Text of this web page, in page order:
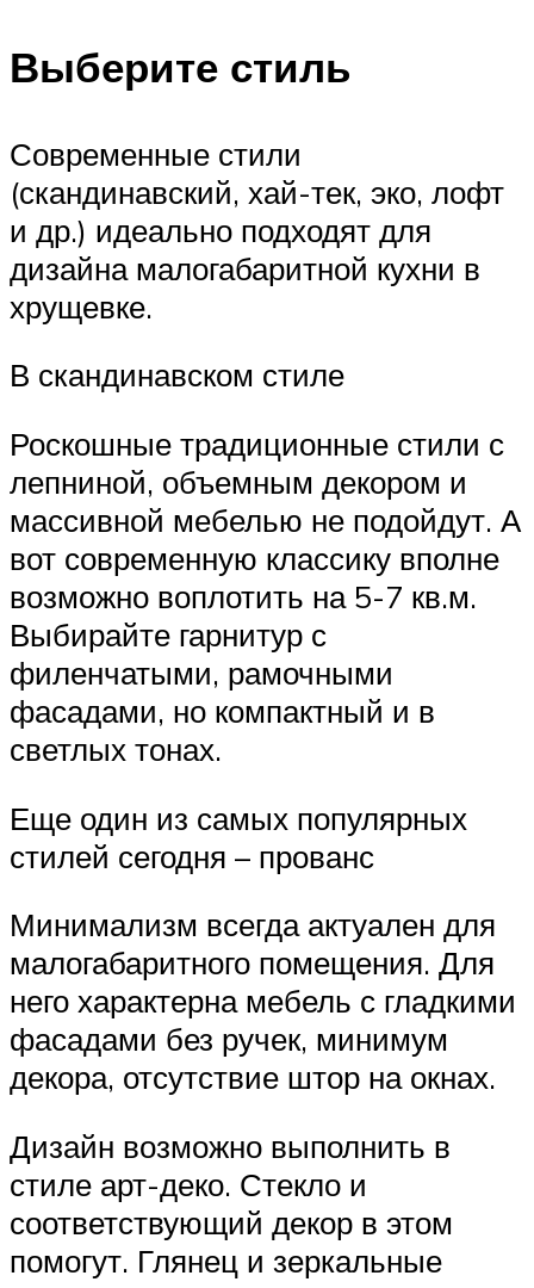
Выберите стиль
Современные стили
(скандинавский, хай-тек, эко, лофт
и др.) идеально подходят для
дизайна малогабаритной кухни в
хрущевке.
В скандинавском стиле
Роскошные традиционные стили с
лепниной, объемным декором и
массивной мебелью не подойдут. А
вот современную классику вполне
возможно воплотить на 5-7 кв.м.
Выбирайте гарнитур с
филенчатыми, рамочными
фасадами, но компактный и в
светлых тонах.
Еще один из самых популярных
стилей сегодня – прованс
Минимализм всегда актуален для
малогабаритного помещения. Для
него характерна мебель с гладкими
фасадами без ручек, минимум
декора, отсутствие штор на окнах.
Дизайн возможно выполнить в
стиле арт-деко. Стекло и
соответствующий декор в этом
помогут. Глянец и зеркальные